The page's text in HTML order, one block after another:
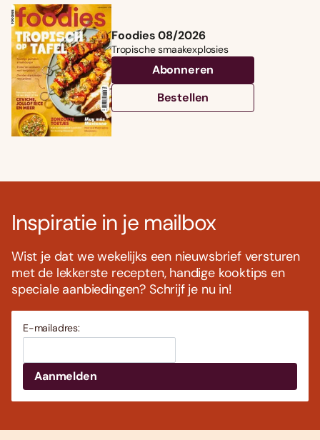
Foodies 08/2026
Tropische smaakexplosies
Abonneren
Bestellen
Inspiratie in je mailbox
Wist je dat we wekelijks een nieuwsbrief versturen
met de lekkerste recepten, handige kooktips en
speciale aanbiedingen? Schrijf je nu in!
E-mailadres: